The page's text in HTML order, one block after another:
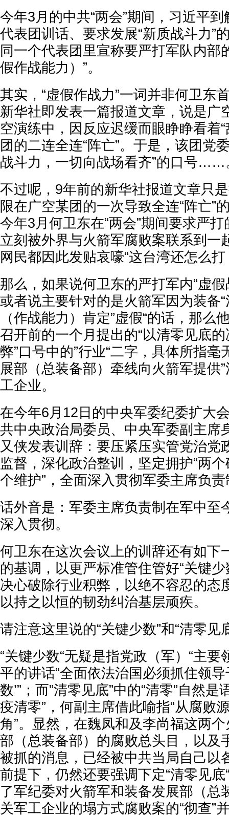
今年3月的中共“两会”期间，习近平
代表团训话、要求发展“新质战斗力”
同一个代表团里宣称要严打军队内部
假作战能力）”。
其实，“虚假作战力”一词并非何卫东
新华社即发表一篇报道文章，说是广
空演练中，因反应迟缓而眼睁睁看着
团的二连全连“阵亡”。于是，该团党
战斗力，一切向战场看齐”的口号……
不过呢，9年前的新华社报道文章只
限在广空某团的一次导致全连“阵亡”
今年3月何卫东在“两会”期间要求严打
立刻被外界与火箭军腐败案联系到一
网民都因此发贴哀嚎“这台湾还怎么打
那么，如果说何卫东的严打军内“虚
或者说主要针对的是火箭军因为装备
（作战能力）肯定”虚假“的话，那么
召开前的一个月提出的“以清零见底
弊”口号中的”行业“二字，具体所指
展部（总装备部）牵线向火箭军提供
工企业。
在今年6月12日的中央军委纪委扩大
共中央政治局委员、中央军委副主席
又侠发表训辞：要压紧压实管党治党
监督，深化政治整训，坚定拥护“两个
个维护”，全面深入贯彻军委主席负责
话外音是：军委主席负责制在军中至
深入贯彻。
何卫东在这次会议上的训辞还有如下
的基调，以更严标准管住管好“关键
决心破除行业积弊，以绝不容忍的态
以持之以恒的韧劲纠治基层顽疾。
请注意这里说的“关键少数”和“清零见
“关键少数“无疑是指党政（军）“主要
平的讲话“全面依法治国必须抓住领导
数’”；而”清零见底”中的“清零”自然
疫清零”，何副主席借此喻指“从腐败
角”。显然，在魏凤和及李尚福这两
部（总装备部）的腐败总头目，以及
被抓的消息，已经被中共当局自己以
前提下，仍然还要强调下定“清零见
了军纪委对火箭军和装备发展部（总
关军工企业的塌方式腐败案的“彻查”